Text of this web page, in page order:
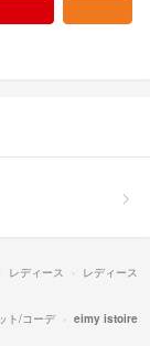
レディース
レディース
ト/コーデ
eimy istoire